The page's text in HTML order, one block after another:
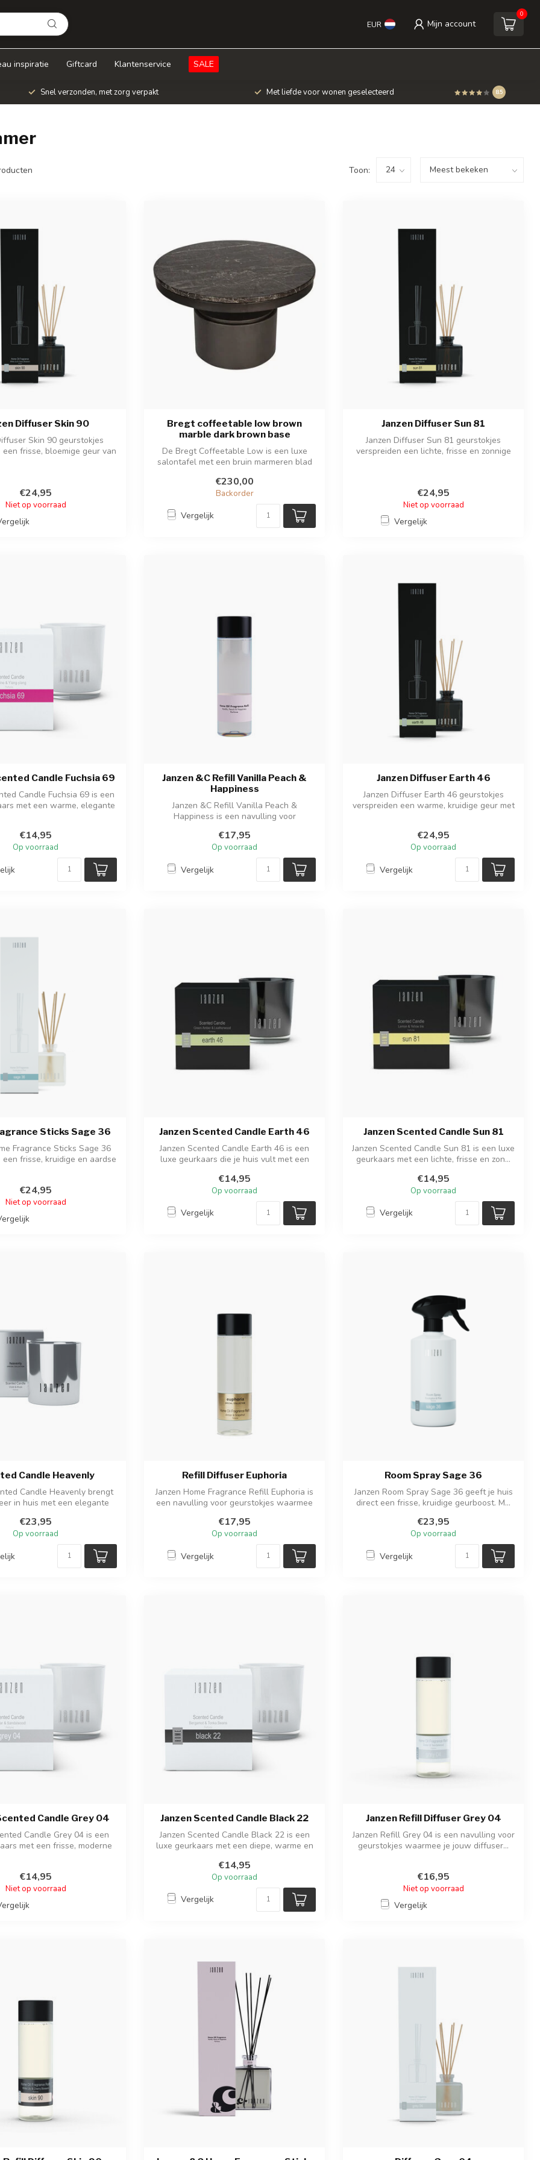
EUR Mijn account
0
inspiratie Giftcard Klantenservice SALE
Snel verzonden, met zorg verpakt Met liefde voor wonen geselecteerd 8.5
Toon:
Diffuser Skin 90
Skin 90 geurstokjes
frisse, bloemige geur van
€24,95
Niet op voorraad
Bregt coffeetable low brown
marble dark brown base
De Bregt Coffeetable Low is een luxe
salontafel met een bruin marmeren blad
€230,00
Backorder
Vergelijk
Janzen Diffuser Sun 81
Janzen Diffuser Sun 81 geurstokjes
verspreiden een lichte, frisse en zonnige
€24,95
Niet op voorraad
Vergelijk
Candle Fuchsia 69
Candle Fuchsia 69 is een
met een warme, elegante
€14,95
Op voorraad
Janzen &C Refill Vanilla Peach &
Happiness
Janzen &C Refill Vanilla Peach &
Happiness is een navulling voor
€17,95
Op voorraad
Vergelijk
Janzen Diffuser Earth 46
Janzen Diffuser Earth 46 geurstokjes
verspreiden een warme, kruidige geur met
€24,95
Op voorraad
Vergelijk
Sticks Sage 36
Fragrance Sticks Sage 36
frisse, kruidige en aardse
€24,95
Niet op voorraad
Janzen Scented Candle Earth 46
Janzen Scented Candle Earth 46 is een
luxe geurkaars die je huis vult met een
€14,95
Op voorraad
Vergelijk
Janzen Scented Candle Sun 81
Janzen Scented Candle Sun 81 is een luxe
geurkaars met een lichte, frisse en zon...
€14,95
Op voorraad
Vergelijk
Candle Heavenly
Candle Heavenly brengt
in huis met een elegante
€23,95
Op voorraad
Refill Diffuser Euphoria
Janzen Home Fragrance Refill Euphoria is
een navulling voor geurstokjes waarmee
€17,95
Op voorraad
Vergelijk
Room Spray Sage 36
Janzen Room Spray Sage 36 geeft je huis
direct een frisse, kruidige geurboost. M...
€23,95
Op voorraad
Vergelijk
Candle Grey 04
Candle Grey 04 is een
met een frisse, moderne
€14,95
Niet op voorraad
Janzen Scented Candle Black 22
Janzen Scented Candle Black 22 is een
luxe geurkaars met een diepe, warme en
€14,95
Op voorraad
Vergelijk
Janzen Refill Diffuser Grey 04
Janzen Refill Grey 04 is een navulling voor
geurstokjes waarmee je jouw diffuser...
€16,95
Niet op voorraad
Vergelijk